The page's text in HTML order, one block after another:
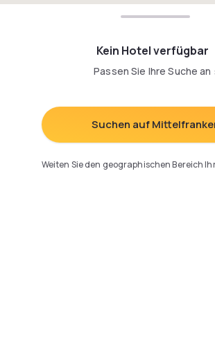
Kein Hotel verfügbar
Passen Sie Ihre Suche an :
Suchen auf
Weiten Sie den geographischen Bereich